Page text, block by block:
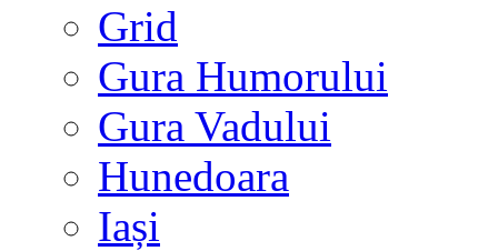
Grid
Gura Humorului
Gura Vadului
Hunedoara
Iași